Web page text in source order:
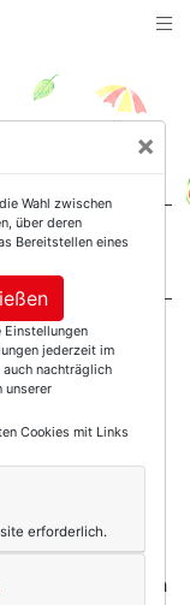
und
habe ich
kalt war es auch
×
Wahl zwischen
über deren
Bereitstellen eines
Einstellungen
jederzeit im
auch nachträglich
unserer
Cookies mit Links
erforderlich.